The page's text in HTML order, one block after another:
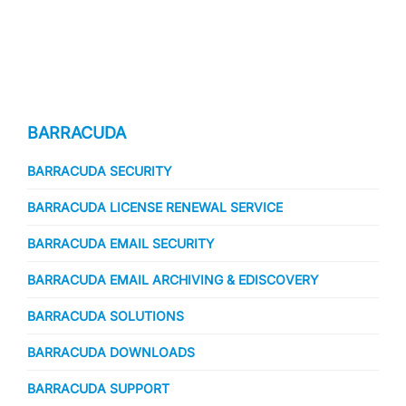
BARRACUDA
BARRACUDA SECURITY
BARRACUDA LICENSE RENEWAL SERVICE
BARRACUDA EMAIL SECURITY
BARRACUDA EMAIL ARCHIVING & EDISCOVERY
BARRACUDA SOLUTIONS
BARRACUDA DOWNLOADS
BARRACUDA SUPPORT